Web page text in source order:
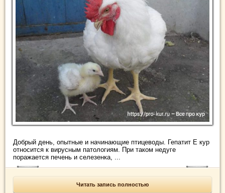
Добрый день, опытные и начинающие птицеводы. Гепатит Е кур
относится к вирусным патологиям. При таком недуге
поражается печень и селезенка, ...
Читать запись полностью